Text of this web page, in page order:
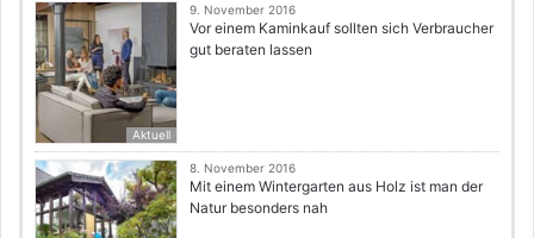
Aktuell
9. November 2016
Vor einem Kaminkauf sollten sich Verbraucher
gut beraten lassen
8. November 2016
Mit einem Wintergarten aus Holz ist man der
Natur besonders nah